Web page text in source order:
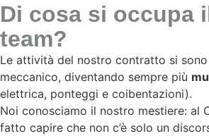
Di cosa si occupa
team?
Le attività del nostro contratto si
meccanico, diventando sempre più
elettrica, ponteggi e coibentazioni).
Noi conosciamo il nostro mestiere: al
fatto capire che non c’è solo un